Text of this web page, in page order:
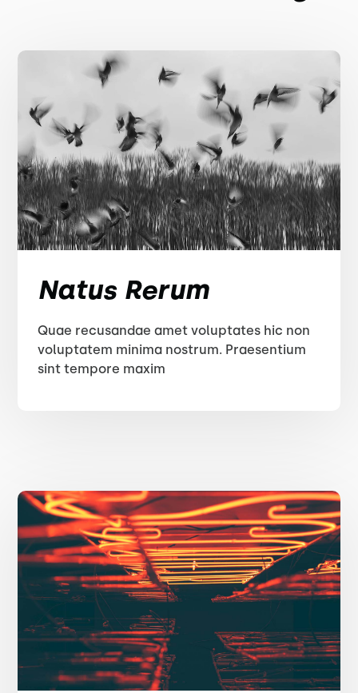
Natus Rerum
Quae recusandae amet voluptates hic non
voluptatem minima nostrum. Praesentium
sint tempore maxim